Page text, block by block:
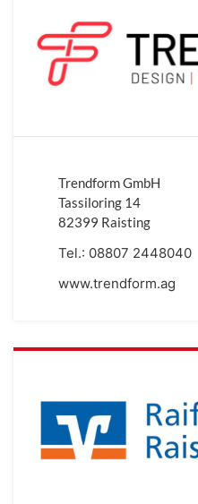
Trendform GmbH
Tassiloring 14
82399 Raisting
Tel.: 08807 2448040
www.trendform.ag